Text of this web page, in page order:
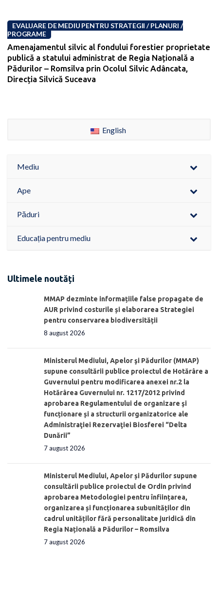
EVALUARE DE MEDIU PENTRU STRATEGII / PLANURI /
PROGRAME
Amenajamentul silvic al fondului forestier proprietate
publică a statului administrat de Regia Națională a
Pădurilor – Romsilva prin Ocolul Silvic Adâncata,
Direcția Silvică Suceava
English
Mediu
Ape
Păduri
Educația pentru mediu
Ultimele noutăți
MMAP dezminte informațiile false propagate de
AUR privind costurile și elaborarea Strategiei
pentru conservarea biodiversității
8 august 2026
Ministerul Mediului, Apelor şi Pădurilor (MMAP)
supune consultării publice proiectul de Hotărâre a
Guvernului pentru modificarea anexei nr.2 la
Hotărârea Guvernului nr. 1217/2012 privind
aprobarea Regulamentului de organizare şi
funcționare și a structurii organizatorice ale
Administraţiei Rezervaţiei Biosferei “Delta
Dunării”
7 august 2026
Ministerul Mediului, Apelor și Pădurilor supune
consultării publice proiectul de Ordin privind
aprobarea Metodologiei pentru înființarea,
organizarea și funcționarea subunităților din
cadrul unităților fără personalitate juridică din
Regia Națională a Pădurilor – Romsilva
7 august 2026